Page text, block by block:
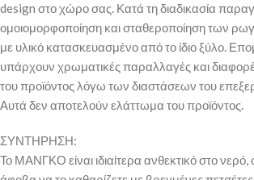
design στο χώρο σας. Κατά τη διαδικασία
ομοιομορφοποίηση και σταθεροποίηση των
με υλικό κατασκευασμένο από το ίδιο ξύλο.
υπάρχουν χρωματικές παραλλαγές και
του προϊόντος λόγω των διαστάσεων του
Αυτά δεν αποτελούν ελάττωμα του προϊόντος.
ΣΥΝΤΗΡΗΣΗ:
Το ΜΑΝΓΚΟ είναι ιδιαίτερα ανθεκτικό στο νερό,